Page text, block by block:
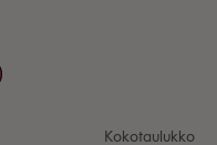
Kokotaulukko